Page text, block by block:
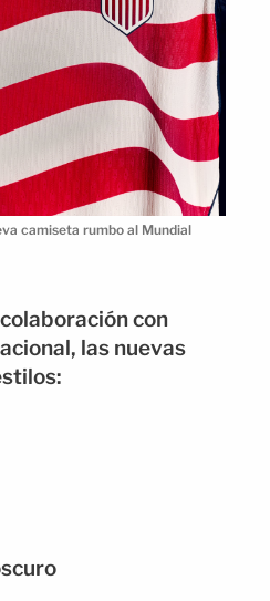
camiseta rumbo al Mundial
con
las nuevas